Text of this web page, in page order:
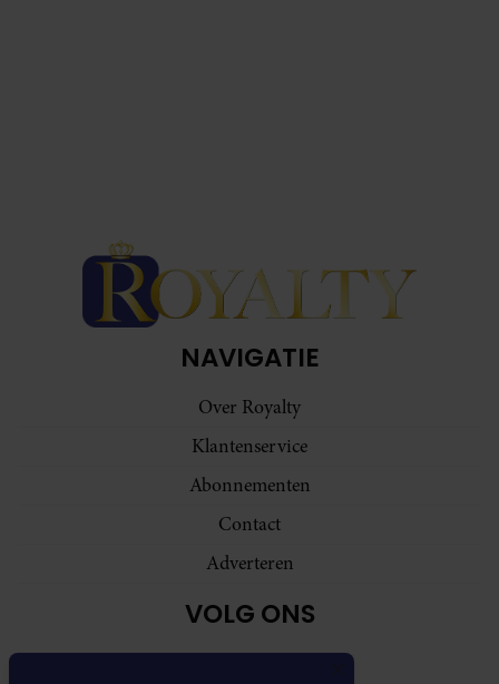
NAVIGATIE
Over Royalty
Klantenservice
Abonnementen
Contact
Adverteren
VOLG ONS